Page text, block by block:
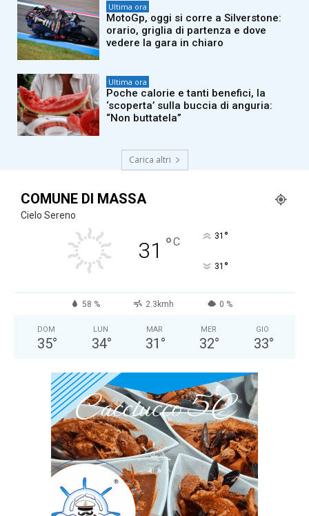
Ultima ora
MotoGp, oggi si corre a Silverstone:
orario, griglia di partenza e dove
vedere la gara in chiaro
Ultima ora
Poche calorie e tanti benefici, la
‘scoperta’ sulla buccia di anguria:
“Non buttatela”
Carica altri
COMUNE DI MASSA
Cielo Sereno
31 °C 31 °
31 °
58 % 2.3kmh 0 %
DOM
35°
LUN
34°
MAR
31 °
MER
32°
GIO
33°